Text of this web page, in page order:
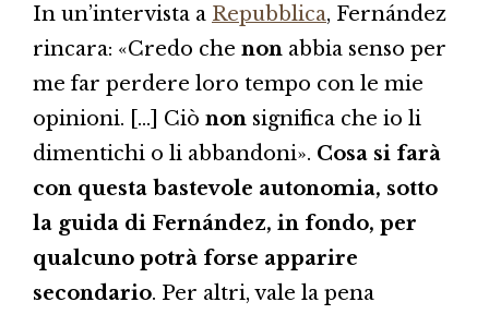
In un’intervista a Repubblica, Fernández
rincara: «Credo che non abbia senso per
me far perdere loro tempo con le mie
opinioni. […] Ciò non significa che io li
dimentichi o li abbandoni». Cosa si farà
con questa bastevole autonomia, sotto
la guida di Fernández, in fondo, per
qualcuno potrà forse apparire
secondario. Per altri, vale la pena